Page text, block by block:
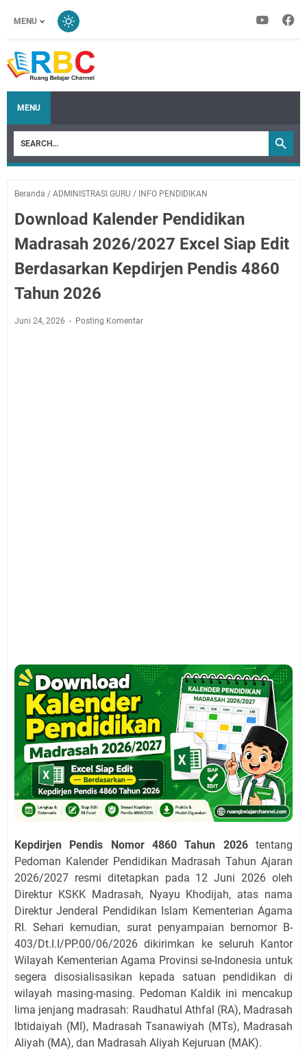
MENU
MENU
Beranda / ADMINISTRASI GURU / INFO PENDIDIKAN
Download Kalender Pendidikan
Madrasah 2026/2027 Excel Siap Edit
Berdasarkan Kepdirjen Pendis 4860
Tahun 2026
Juni 24, 2026 Posting Komentar
Kepdirjen Pendis Nomor 4860 Tahun 2026tentang
Pedoman Kalender Pendidikan Madrasah Tahun Ajaran
2026/2027 resmi ditetapkan pada 12 Juni 2026 oleh
Direktur KSKK Madrasah, Nyayu Khodijah, atas nama
Direktur Jenderal Pendidikan Islam Kementerian Agama
RI. Sehari kemudian, surat penyampaian bernomor B-
403/Dt.I.I/PP.00/06/2026 dikirimkan ke seluruh Kantor
Wilayah Kementerian Agama Provinsi se-Indonesia untuk
segera disosialisasikan kepada satuan pendidikan di
wilayah masing-masing. Pedoman Kaldik ini mencakup
lima jenjang madrasah: Raudhatul Athfal (RA), Madrasah
Ibtidaiyah (MI), Madrasah Tsanawiyah (MTs), Madrasah
Aliyah (MA), dan Madrasah Aliyah Kejuruan (MAK).